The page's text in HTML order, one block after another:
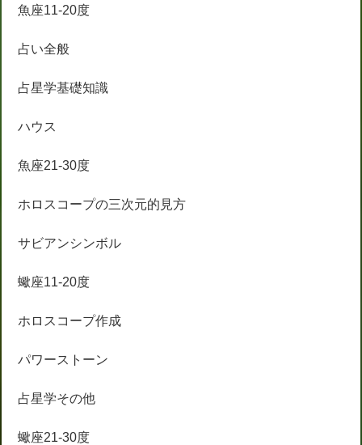
魚座11-20度
占い全般
占星学基礎知識
ハウス
魚座21-30度
ホロスコープの三次元的見方
サビアンシンボル
蠍座11-20度
ホロスコープ作成
パワーストーン
占星学その他
蠍座21-30度